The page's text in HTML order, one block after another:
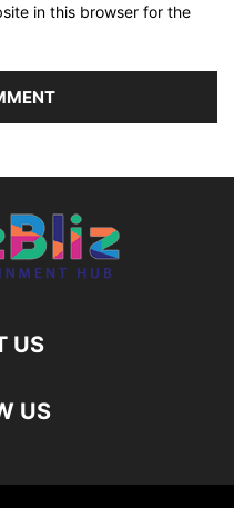
in this browser for the
US
US